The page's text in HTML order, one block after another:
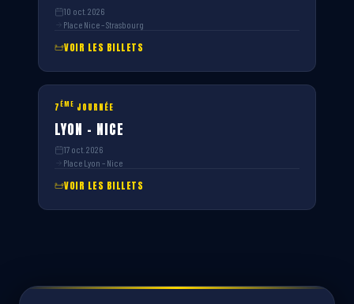
10 oct. 2026
Place Nice – Strasbourg
VOIR LES BILLETS
7ÈME JOURNÉE
LYON – NICE
17 oct. 2026
Place Lyon – Nice
VOIR LES BILLETS